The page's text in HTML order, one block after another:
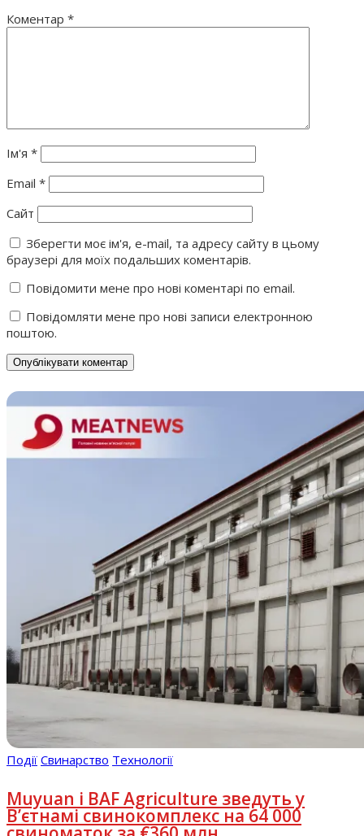
Коментар *
Ім'я *
Email *
Сайт
Зберегти моє ім'я, e-mail, та адресу сайту в цьому
браузері для моїх подальших коментарів.
Повідомити мене про нові коментарі по email.
Повідомляти мене про нові записи електронною
поштою.
Події Свинарство Технології
Muyuan і BAF Agriculture зведуть у
В’єтнамі свинокомплекс на 64 000